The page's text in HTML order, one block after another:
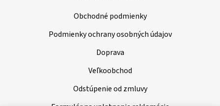
Obchodné podmienky
Podmienky ochrany osobných údajov
Doprava
Veľkoobchod
Odstúpenie od zmluvy